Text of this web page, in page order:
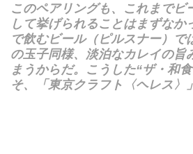
このペアリングも、これまでビ
して挙げられることはまずなか
で飲むビール（ピルスナー）で
の玉子同様、淡泊なカレイの旨
まうからだ。こうした“ザ・和
そ、「東京クラフト〈ヘレス〉